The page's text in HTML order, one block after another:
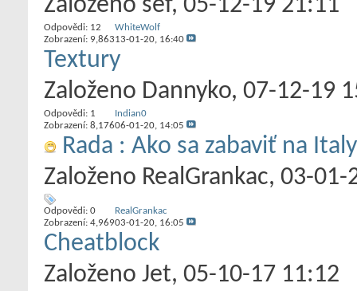
Založeno sef‎, 05-12-19 21:11
Odpovědi: 12
Zobrazení: 9,863
WhiteWolf
13-01-20, 16:40
Textury
Založeno Dannyko‎, 07-12-19
Odpovědi: 1
Zobrazení: 8,176
Indian0
06-01-20, 14:05
Rada : Ako sa zabaviť na
Založeno RealGrankac‎, 03-01-
Odpovědi: 0
Zobrazení: 4,969
RealGrankac
03-01-20, 16:05
Cheatblock
Založeno Jet‎, 05-10-17 11:12